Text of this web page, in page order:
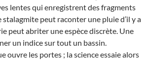
lentes qui enregistrent des fragments
stalagmite peut raconter une pluie d’il y a
peut abriter une espèce discrète. Une
un indice sur tout un bassin.
ouvre les portes ; la science essaie alors